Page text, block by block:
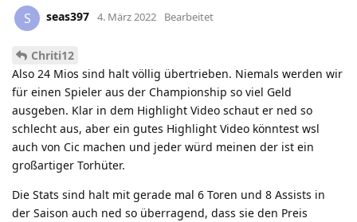
S seas397 4. März 2022 Bearbeitet
Chriti12
Also 24 Mios sind halt völlig übertrieben. Niemals werden wir
für einen Spieler aus der Championship so viel Geld
ausgeben. Klar in dem Highlight Video schaut er ned so
schlecht aus, aber ein gutes Highlight Video könntest wsl
auch von Cic machen und jeder würd meinen der ist ein
großartiger Torhüter.
Die Stats sind halt mit gerade mal 6 Toren und 8 Assists in
der Saison auch ned so überragend, dass sie den Preis